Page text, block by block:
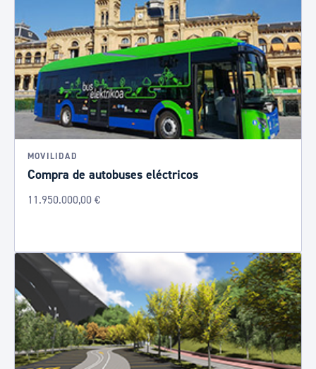
MOVILIDAD
Compra de autobuses eléctricos
11.950.000,00 €